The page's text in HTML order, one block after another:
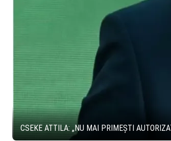
CSEKE ATTILA: „NU MAI PRIMEȘTI